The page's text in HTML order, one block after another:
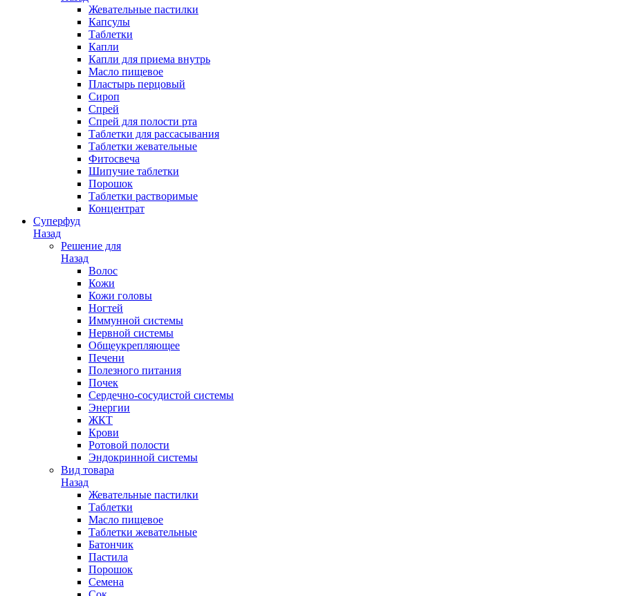
Жевательные пастилки
Капсулы
Таблетки
Капли
Капли для приема внутрь
Масло пищевое
Пластырь перцовый
Сироп
Спрей
Спрей для полости рта
Таблетки для рассасывания
Таблетки жевательные
Фитосвеча
Шипучие таблетки
Порошок
Таблетки растворимые
Концентрат
Суперфуд
Назад
Решение для
Назад
Волос
Кожи
Кожи головы
Ногтей
Иммунной системы
Нервной системы
Общеукрепляющее
Печени
Полезного питания
Почек
Сердечно-сосудистой системы
Энергии
ЖКТ
Крови
Ротовой полости
Эндокринной системы
Вид товара
Назад
Жевательные пастилки
Таблетки
Масло пищевое
Таблетки жевательные
Батончик
Пастила
Порошок
Семена